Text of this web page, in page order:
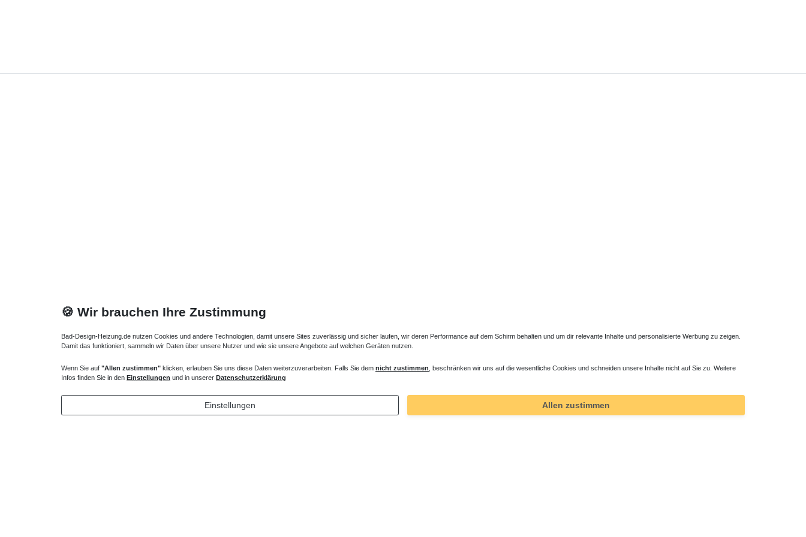
Duschwanne Montagewinkel Wandwinkel
34,65 € *
Duschwanne Dämm- und Schutzband
44,10 € *
*inkl. ges. MwSt.
🍪 Wir brauchen Ihre Zustimmung
Bad-Design-Heizung.de nutzen Cookies und andere Technologien, damit unsere Sites zuverlässig und sicher laufen, wir deren Performance auf dem Schirm behalten und um dir relevante Inhalte und personalisierte Werbung zu zeigen.
Damit das funktioniert, sammeln wir Daten über unsere Nutzer und wie sie unsere Angebote auf welchen Geräten nutzen.
Wenn Sie auf "Allen zustimmen" klicken, erlauben Sie uns diese Daten weiterzuverarbeiten. Falls Sie dem nicht zustimmen , beschränken wir uns auf die wesentliche Cookies und schneiden unsere Inhalte nicht auf Sie zu. Weitere
Infos finden Sie in den Einstellungen und in unserer Datenschutzerklärung
Einstellungen Allen zustimmen